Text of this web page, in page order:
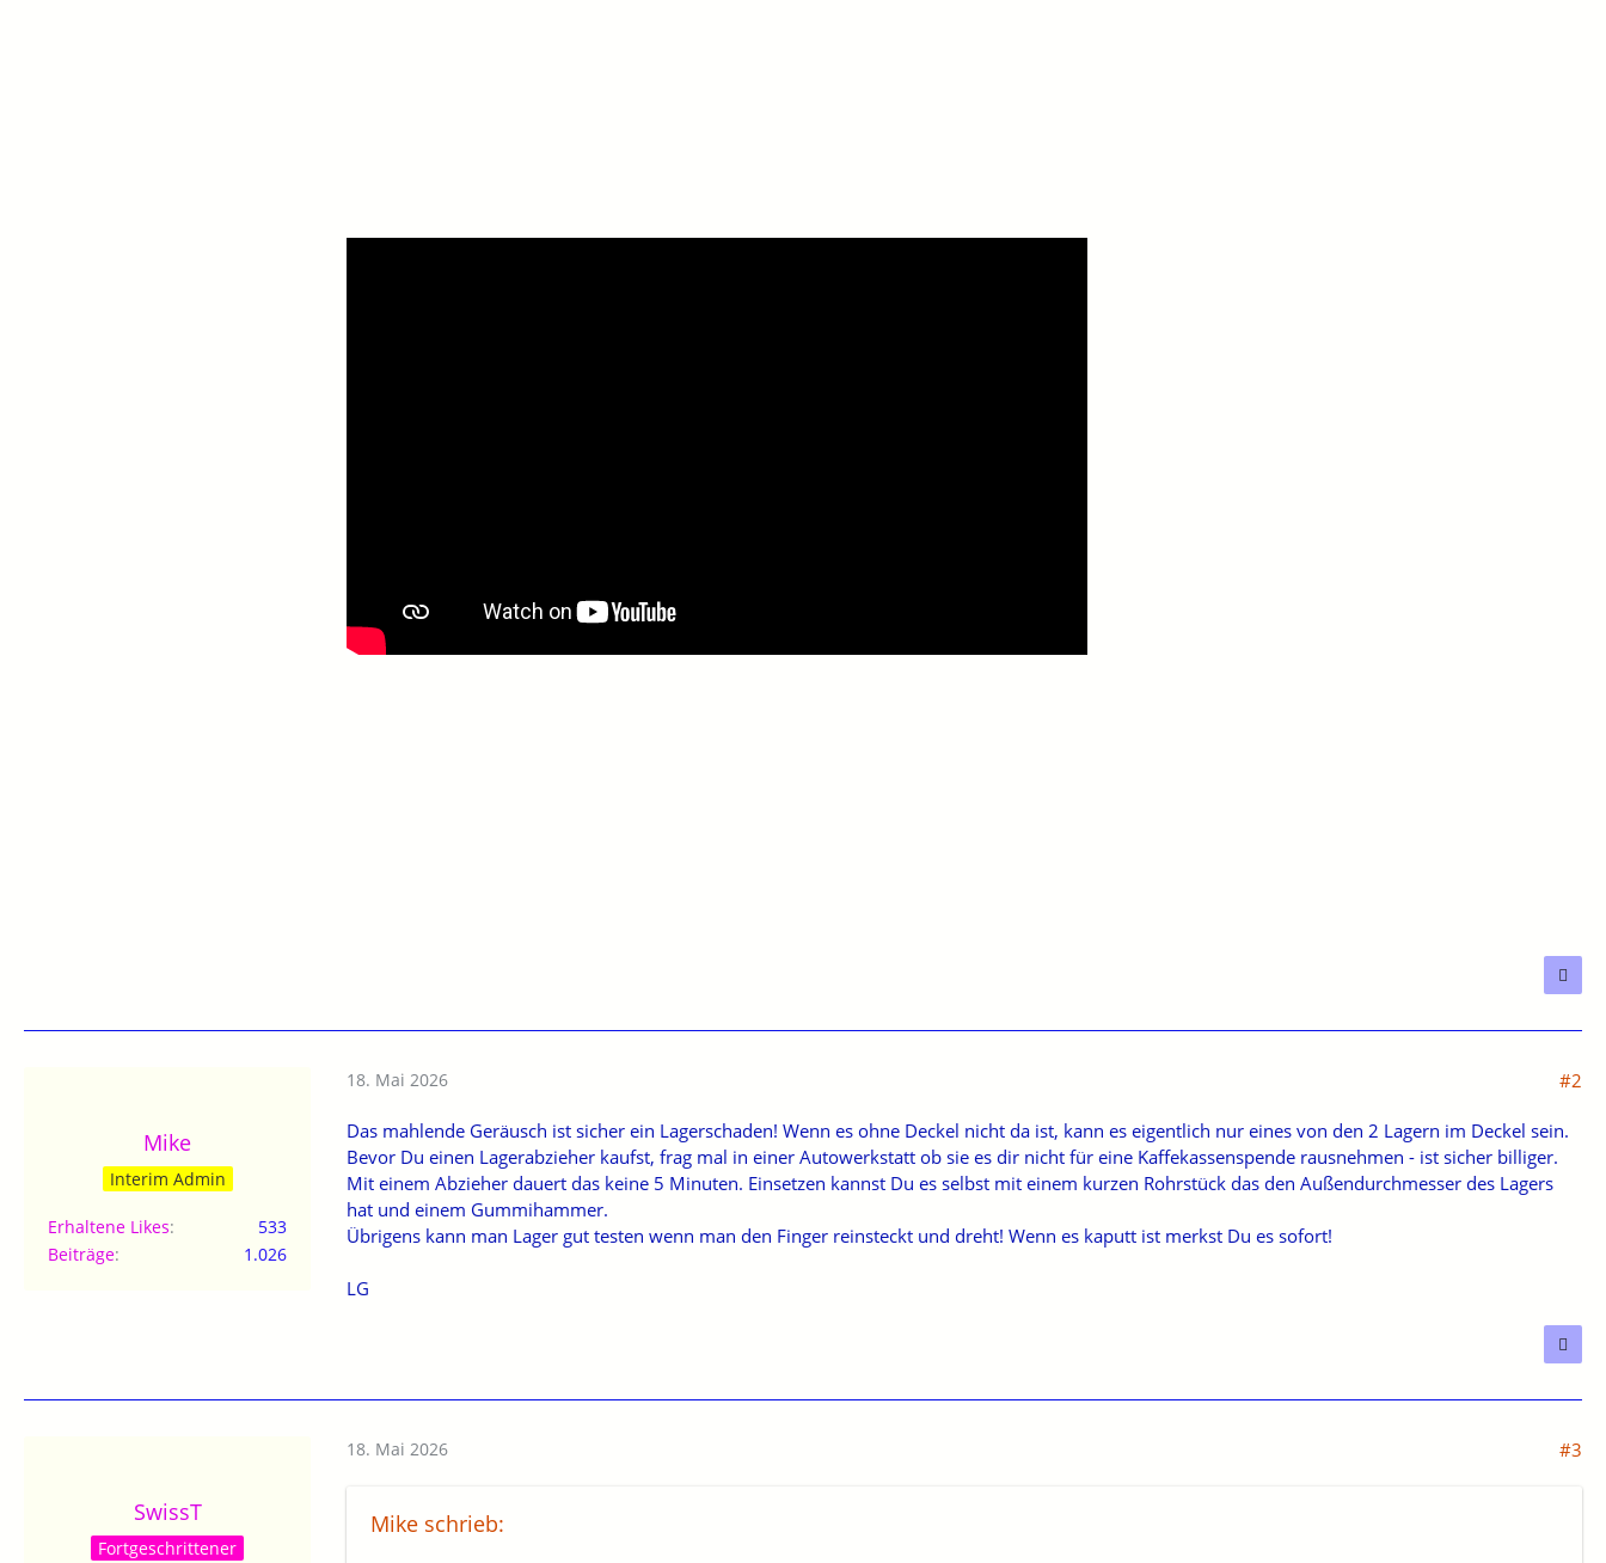
Mike
Interim Admin
Erhaltene Likes
533
Beiträge
1.026
18. Mai 2026 #2
Das mahlende Geräusch ist sicher ein Lagerschaden! Wenn es ohne Deckel nicht da ist, kann es eigentlich nur eines von den 2 Lagern im Deckel sein.
Bevor Du einen Lagerabzieher kaufst, frag mal in einer Autowerkstatt ob sie es dir nicht für eine Kaffekassenspende rausnehmen - ist sicher billiger.
Mit einem Abzieher dauert das keine 5 Minuten. Einsetzen kannst Du es selbst mit einem kurzen Rohrstück das den Außendurchmesser des Lagers
hat und einem Gummihammer.
Übrigens kann man Lager gut testen wenn man den Finger reinsteckt und dreht! Wenn es kaputt ist merkst Du es sofort!
LG
SwissT
Fortgeschrittener
18. Mai 2026 #3
Mike schrieb: